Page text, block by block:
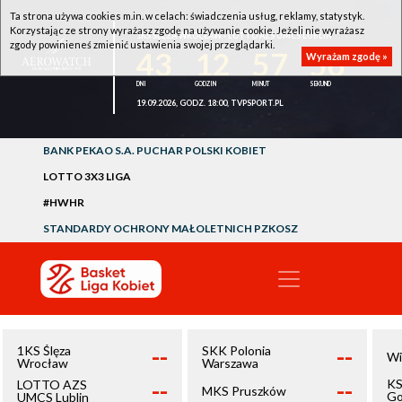
1KS ŚLĘZA WROCŁAW - LOTTO AZS UMCS LUBLIN
56
19.09.2026, GODZ. 18:00, TVPSPORT.PL
BANK PEKAO S.A. PUCHAR POLSKI KOBIET
LOTTO 3X3 LIGA
#HWHR
STANDARDY OCHRONY MAŁOLETNICH PZKOSZ
1KS Ślęza
Wrocław
--
LOTTO AZS
UMCS Lublin
--
SKK Polonia
Warszawa
--
MKS Pruszków --
Ta strona używa cookies m.in. w celach: świadczenia usług, reklamy, statystyk.
Korzystając ze strony wyrażasz zgodę na używanie cookie. Jeżeli nie wyrażasz
zgody powinieneś zmienić ustawienia swojej przeglądarki.
Wyrażam zgodę »